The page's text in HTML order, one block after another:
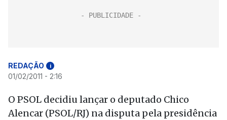
REDAÇÃO i
01/02/2011 - 2:16
O PSOL decidiu lançar o deputado Chico
Alencar (PSOL/RJ) na disputa pela presidência